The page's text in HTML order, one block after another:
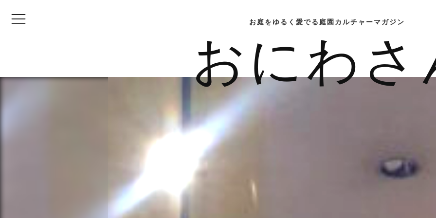
おにわさ
お庭をゆるく愛でる庭園カルチャーマガジン